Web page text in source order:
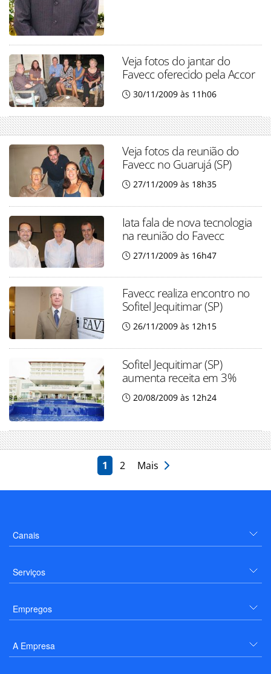
Veja fotos do jantar do
Favecc oferecido pela Accor
30/11/2009 às 11h06
Veja fotos da reunião do
Favecc no Guarujá (SP)
27/11/2009 às 18h35
Iata fala de nova tecnologia
na reunião do Favecc
27/11/2009 às 16h47
Favecc realiza encontro no
Sofitel Jequitimar (SP)
26/11/2009 às 12h15
Sofitel Jequitimar (SP)
aumenta receita em 3%
20/08/2009 às 12h24
1 2 Mais
Canais
Serviços
Empregos
A Empresa